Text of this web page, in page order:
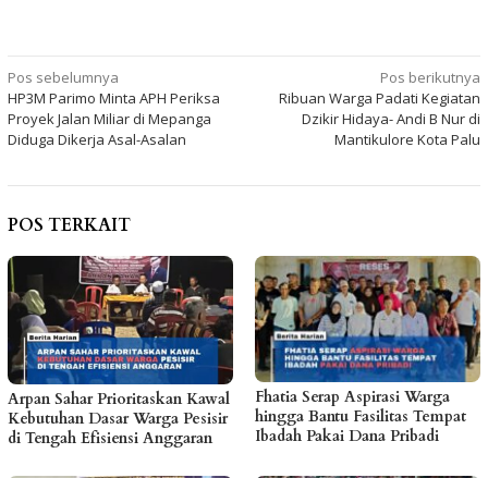
Navigasi
pos
Pos sebelumnya
HP3M Parimo Minta APH Periksa
Proyek Jalan Miliar di Mepanga
Diduga Dikerja Asal-Asalan
Pos berikutnya
Ribuan Warga Padati Kegiatan
Dzikir Hidaya- Andi B Nur di
Mantikulore Kota Palu
POS TERKAIT
Arpan Sahar Prioritaskan Kawal
Kebutuhan Dasar Warga Pesisir
di Tengah Efisiensi Anggaran
Fhatia Serap Aspirasi Warga
hingga Bantu Fasilitas Tempat
Ibadah Pakai Dana Pribadi